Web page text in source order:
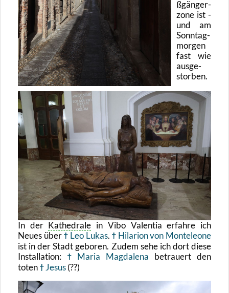
ßgän­ger­
zo­ne ist -
und am
Sonn­tag­
mor­gen
fast wie
aus­ge­
stor­ben.
In der Ka­the­dra­le in Vibo Va­len­tia er­fah­re ich
Neues über
Leo Lukas.
Hil­ari­on von Mon­te­leo­ne
ist in der Stadt ge­bo­ren. Zudem sehe ich dort diese
In­stal­la­ti­on:
Maria Mag­da­le­na be­trau­ert den
toten
Jesus(??)